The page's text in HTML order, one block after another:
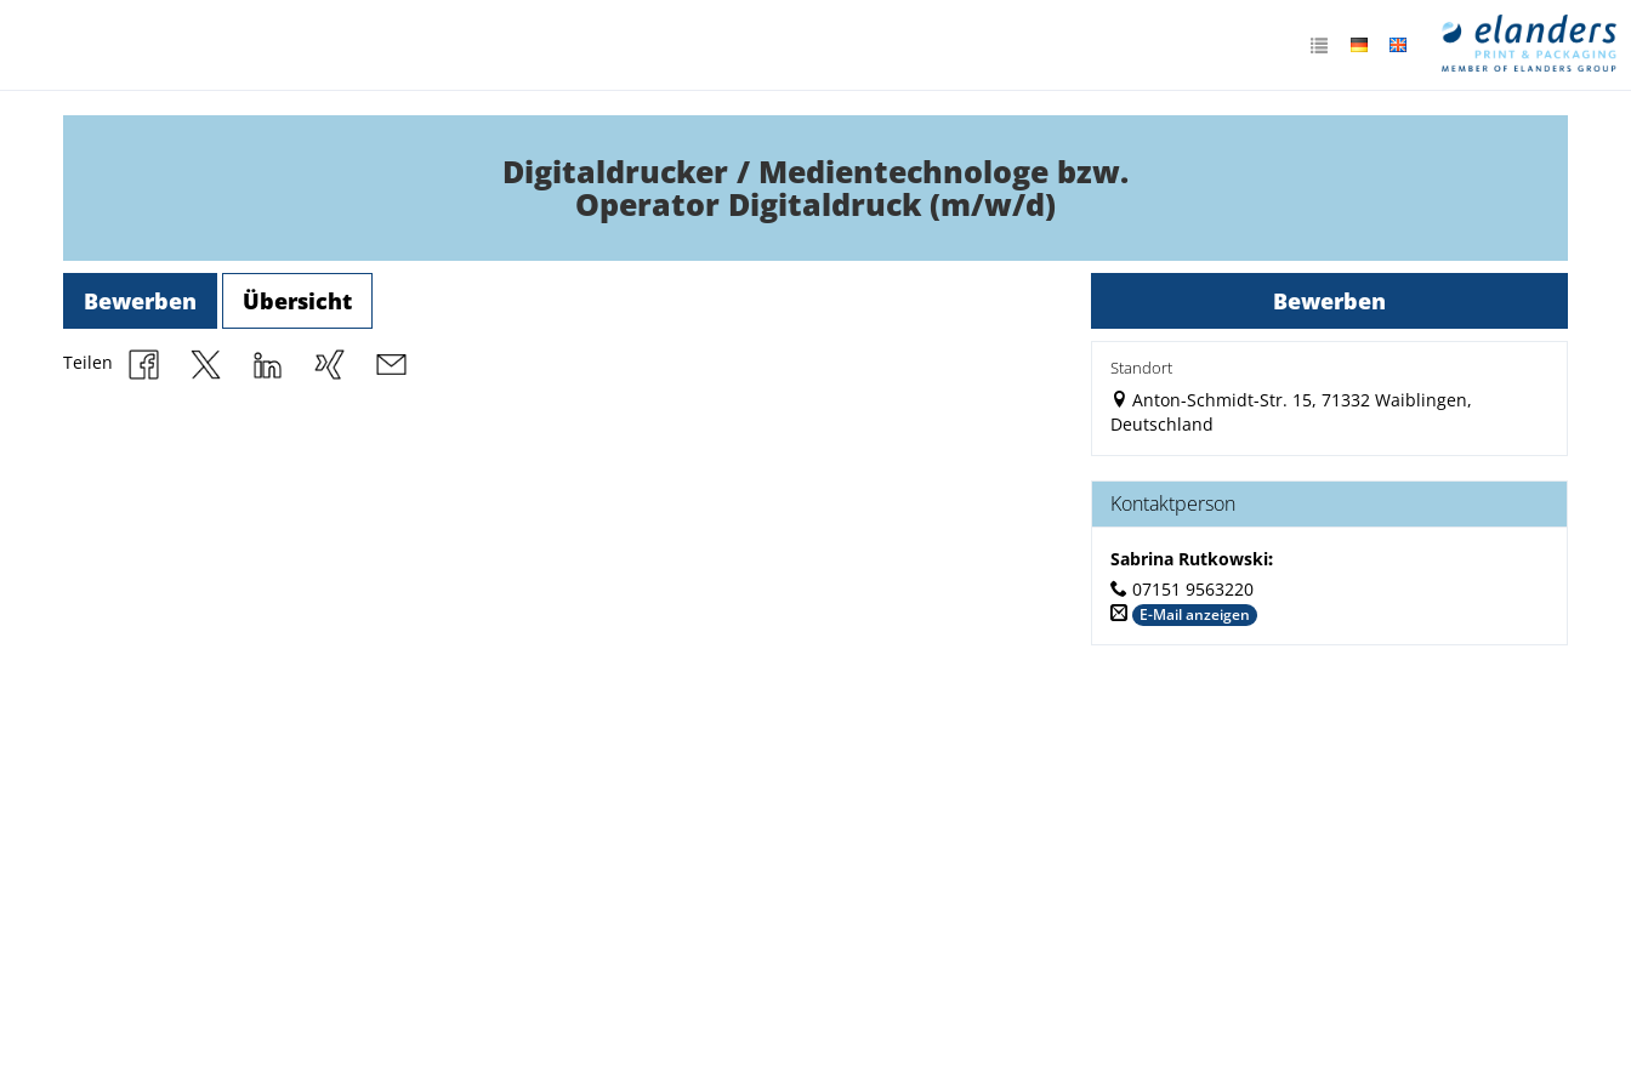
Digitaldrucker / Medientechnologe bzw.
Operator Digitaldruck (m/w/d)
Bewerben Übersicht
Teilen
Bewerben
Standort
Anton-Schmidt-Str. 15, 71332 Waiblingen,
Deutschland
Kontaktperson
Sabrina Rutkowski:
07151 9563220
E-Mail anzeigen